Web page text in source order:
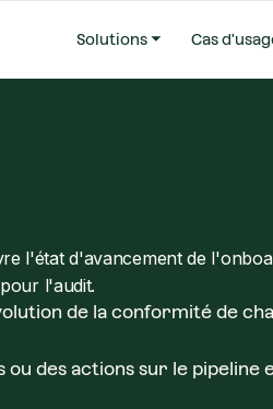
Solutions Cas
l'état d'avancement de
l'audit.
de la conformité de
des actions sur le pipeline